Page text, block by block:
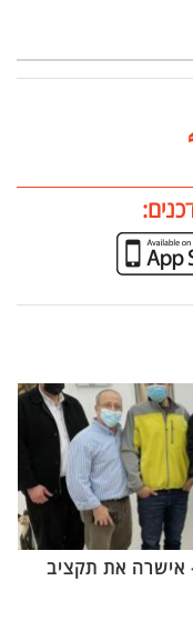
אישרה את תקציב